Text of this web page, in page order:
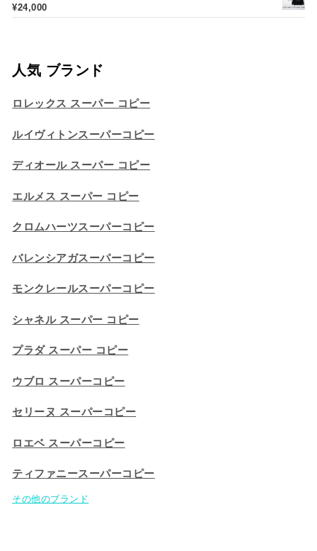
¥24,000
人気 ブランド
ロレックス スーパー コピー
ルイヴィトンスーパーコピー
ディオール スーパー コピー
エルメス スーパー コピー
クロムハーツスーパーコピー
バレンシアガスーパーコピー
モンクレールスーパーコピー
シャネル スーパー コピー
プラダ スーパー コピー
ウブロ スーパーコピー
セリーヌ スーパーコピー​
ロエベ スーパーコピー
ティファニースーパーコピー
その他のブランド